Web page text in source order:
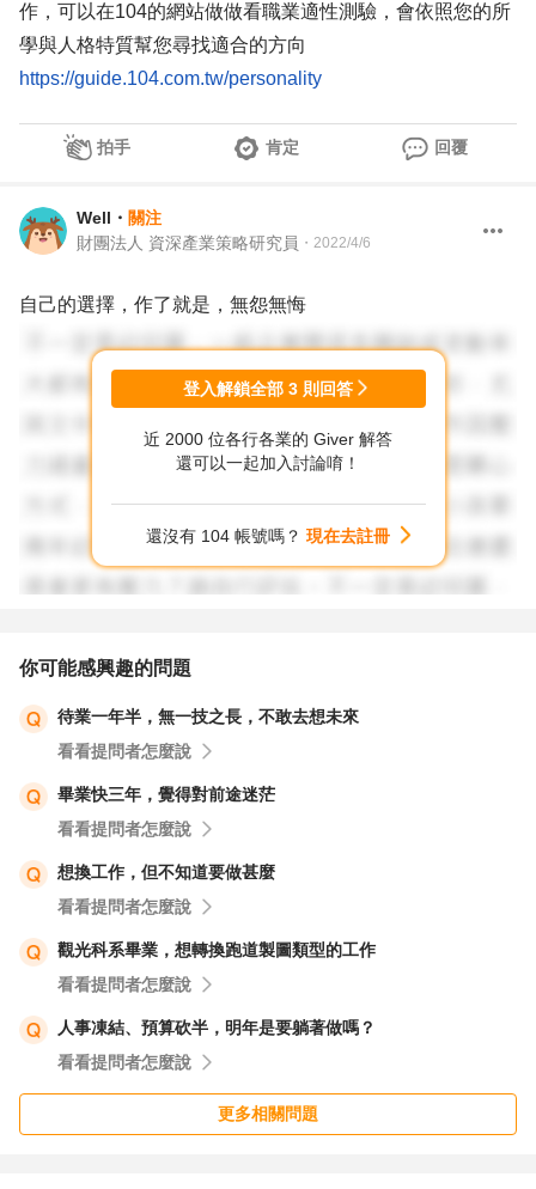
作，可以在104的網站做做看職業適性測驗，會依照您的所
學與人格特質幫您尋找適合的方向
https://guide.104.com.tw/personality
拍手 肯定 回覆
Well ・ 關注
財團法人 資深產業策略研究員 ・ 2022/4/6
自己的選擇，作了就是，無怨無悔
登入解鎖全部 3 則回答
近 2000 位各行各業的 Giver 解答
還可以一起加入討論唷！
還沒有 104 帳號嗎？ 現在去註冊
你可能感興趣的問題
待業一年半，無一技之長，不敢去想未來
看看提問者怎麼說
畢業快三年，覺得對前途迷茫
看看提問者怎麼說
想換工作，但不知道要做甚麼
看看提問者怎麼說
觀光科系畢業，想轉換跑道製圖類型的工作
看看提問者怎麼說
人事凍結、預算砍半，明年是要躺著做嗎？
看看提問者怎麼說
更多相關問題